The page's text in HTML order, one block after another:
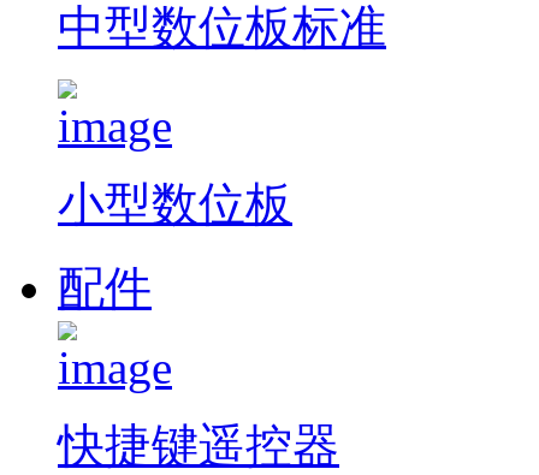
中型数位板标准
小型数位板
配件
快捷键遥控器